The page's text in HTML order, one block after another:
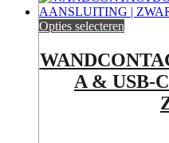
Opties selecteren
A & USB-